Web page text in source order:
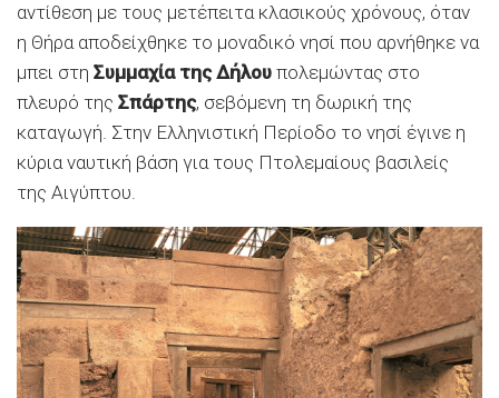
αντίθεση με τους μετέπειτα κλασικούς χρόνους, όταν
η Θήρα αποδείχθηκε το μοναδικό νησί που αρνήθηκε να
μπει στη Συμμαχία της Δήλου πολεμώντας στο
πλευρό της Σπάρτης, σεβόμενη τη δωρική της
καταγωγή. Στην Ελληνιστική Περίοδο το νησί έγινε η
κύρια ναυτική βάση για τους Πτολεμαίους βασιλείς
της Αιγύπτου.